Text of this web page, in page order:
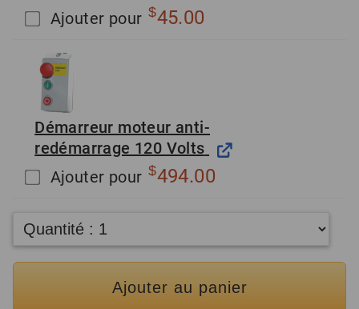
Ajouter pour $45.00
Démarreur moteur anti-
redémarrage 120 Volts
Ajouter pour $494.00
Ajouter au panier